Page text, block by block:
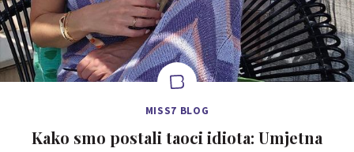
MISS7 BLOG
Kako smo postali taoci idiota: Umjetna